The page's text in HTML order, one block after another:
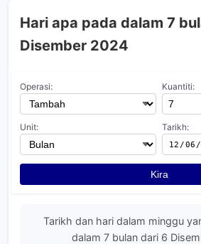
Hari apa pada dalam 7
Disember 2024
Operasi: Kuantiti:
Unit: Tarikh:
Kira
Tarikh dan hari dalam minggu
dalam 7 bulan dari 6